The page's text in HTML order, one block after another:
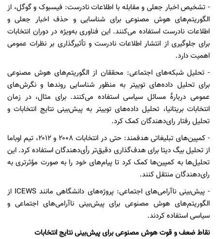
- تشخیص اخبار جعلی و مقابله با اطلاعات نادرست: فیسبوک و گوگل، از
الگوریتم‌های هوش مصنوعی برای شناسایی و حذف اخبار جعلی و
اطلاعات نادرست استفاده می‌کنند. این فناوری به‌ویژه در دوران انتخابات
برای جلوگیری از انتشار اطلاعات نادرست و تأثیرگذاری بر نظرات عمومی
اهمیت دارد.
- تحلیل شبکه‌های اجتماعی: محققان از الگوریتم‌های هوش مصنوعی
برای تحلیل داده‌های توییتر به منظور شناسایی روندها و نگرش‌های
عمومی دربارۀ مسائل سیاسی استفاده می‌کنند. برای مثال، در زمان
انتخابات بریتانیا، تحلیل داده‌های توییتر به پیش‌بینی نتایج انتخابات و
تحلیل رفتار رای‌دهندگان کمک کرد.
- کمپین‌های تبلیغاتی هدفمند: حتی در انتخابات ۲۰۰۸ و ۲۰۱۲، تیم اوباما
از تحلیل بیگ دیتا برای هدف‌گذاری دقیق‌تر رأی‌دهندگان استفاده کرد. این
تحلیل‌ها به کمپین‌ها کمک کرد تا پیام‌های خود را به صورت مؤثرتری به
رای‌دهندگان منتقل کنند.
- پیش‌بینی ناآرامی‌های اجتماعی: پروژه‌های دانشگاهی مانند ICEWS از
الگوریتم‌های هوش مصنوعی برای پیش‌بینی ناآرامی‌های اجتماعی و
سیاسی استفاده کردند.
نقاط ضعف و قوت هوش مصنوعی برای پیش‌بینی نتایج انتخابات